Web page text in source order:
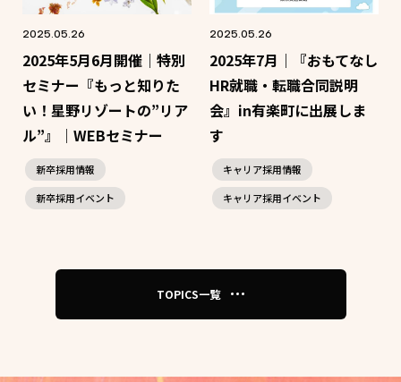
2025.05.26
2025年5月6月開催｜特別
セミナー『もっと知りた
い！星野リゾートの”リア
ル”』｜WEBセミナー
新卒採用情報
新卒採用イベント
2025.05.26
2025年7月｜『おもてなし
HR就職・転職合同説明
会』in有楽町に出展しま
す
キャリア採用情報
キャリア採用イベント
TOPICS一覧